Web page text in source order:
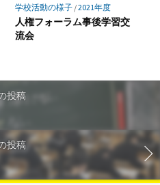
学校活動の様子/2021年度
人権フォーラム事後学習交
流会
投稿
投稿